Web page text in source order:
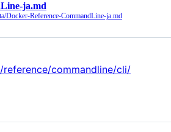
ja.md
Docker-Reference-CommandLine-ja.md
commandline/cli/